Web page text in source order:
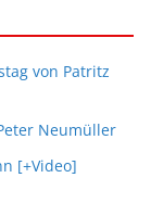
von Patritz
Neumüller
[+Video]